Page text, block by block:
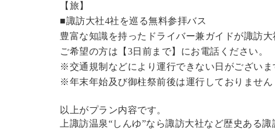
【旅】
■諏訪大社4社を巡る無料参拝バス
豊富な知識を持ったドライバー兼ガイドが諏訪大
ご希望の方は【3日前まで】にお電話ください。
※交通規制などにより運行できない日がございま
※年末年始及び御柱祭前後は運行しておりません
以上がプラン内容です。
上諏訪温泉“しんゆ”なら諏訪大社など歴史ある諏